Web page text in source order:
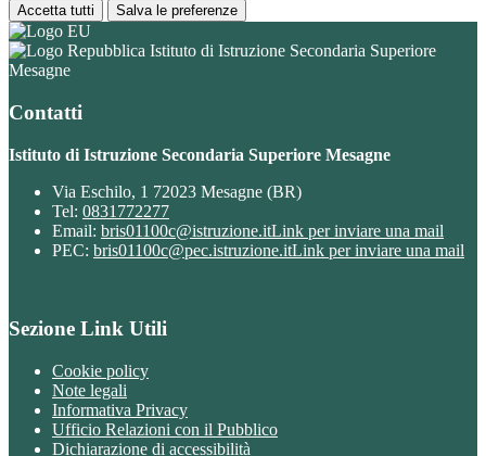
Accetta tutti Salva le preferenze
Istituto di Istruzione Secondaria Superiore
Mesagne
Contatti
Istituto di Istruzione Secondaria Superiore Mesagne
Via Eschilo, 1 72023 Mesagne (BR)
Tel: 0831772277
Email: bris01100c@istruzione.itLink per inviare una mail
PEC: bris01100c@pec.istruzione.itLink per inviare una mail
Sezione Link Utili
Cookie policy
Note legali
Informativa Privacy
Ufficio Relazioni con il Pubblico
Dichiarazione di accessibilità